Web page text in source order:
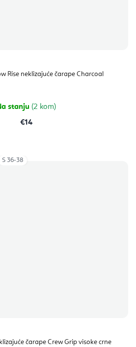
Rise neklizajuće čarape Charcoal
stanju (2 kom)
€14
čarape Crew Grip visoke crne
S 36-38